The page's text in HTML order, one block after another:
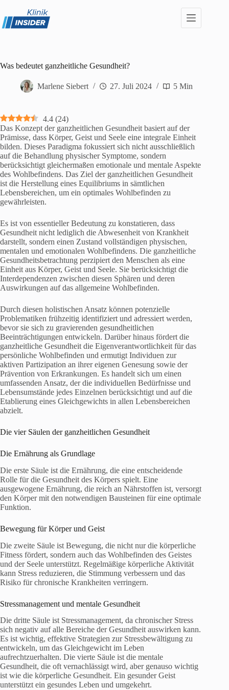
springen
Was bedeutet ganzheitliche Gesundheit?
Marlene Siebert 27. Juli 2024 5 Min
4.4 (24)
Das Konzept der ganzheitlichen Gesundheit basiert auf der
Prämisse, dass Körper, Geist und Seele eine integrale Einheit
bilden. Dieses Paradigma fokussiert sich nicht ausschließlich
auf die Behandlung physischer Symptome, sondern
berücksichtigt gleichermaßen emotionale und mentale Aspekte
des Wohlbefindens. Das Ziel der ganzheitlichen Gesundheit
ist die Herstellung eines Equilibriums in sämtlichen
Lebensbereichen, um ein optimales Wohlbefinden zu
gewährleisten.
Es ist von essentieller Bedeutung zu konstatieren, dass
Gesundheit nicht lediglich die Abwesenheit von Krankheit
darstellt, sondern einen Zustand vollständigen physischen,
mentalen und emotionalen Wohlbefindens. Die ganzheitliche
Gesundheitsbetrachtung perzipiert den Menschen als eine
Einheit aus Körper, Geist und Seele. Sie berücksichtigt die
Interdependenzen zwischen diesen Sphären und deren
Auswirkungen auf das allgemeine Wohlbefinden.
Durch diesen holistischen Ansatz können potenzielle
Problematiken frühzeitig identifiziert und adressiert werden,
bevor sie sich zu gravierenden gesundheitlichen
Beeinträchtigungen entwickeln. Darüber hinaus fördert die
ganzheitliche Gesundheit die Eigenverantwortlichkeit für das
persönliche Wohlbefinden und ermutigt Individuen zur
aktiven Partizipation an ihrer eigenen Genesung sowie der
Prävention von Erkrankungen. Es handelt sich um einen
umfassenden Ansatz, der die individuellen Bedürfnisse und
Lebensumstände jedes Einzelnen berücksichtigt und auf die
Etablierung eines Gleichgewichts in allen Lebensbereichen
abzielt.
Die vier Säulen der ganzheitlichen Gesundheit
Die Ernährung als Grundlage
Die erste Säule ist die Ernährung, die eine entscheidende
Rolle für die Gesundheit des Körpers spielt. Eine
ausgewogene Ernährung, die reich an Nährstoffen ist, versorgt
den Körper mit den notwendigen Bausteinen für eine optimale
Funktion.
Bewegung für Körper und Geist
Die zweite Säule ist Bewegung, die nicht nur die körperliche
Fitness fördert, sondern auch das Wohlbefinden des Geistes
und der Seele unterstützt. Regelmäßige körperliche Aktivität
kann Stress reduzieren, die Stimmung verbessern und das
Risiko für chronische Krankheiten verringern.
Stressmanagement und mentale Gesundheit
Die dritte Säule ist Stressmanagement, da chronischer Stress
sich negativ auf alle Bereiche der Gesundheit auswirken kann.
Es ist wichtig, effektive Strategien zur Stressbewältigung zu
entwickeln, um das Gleichgewicht im Leben
aufrechtzuerhalten. Die vierte Säule ist die mentale
Gesundheit, die oft vernachlässigt wird, aber genauso wichtig
ist wie die körperliche Gesundheit. Ein gesunder Geist
unterstützt ein gesundes Leben und umgekehrt.